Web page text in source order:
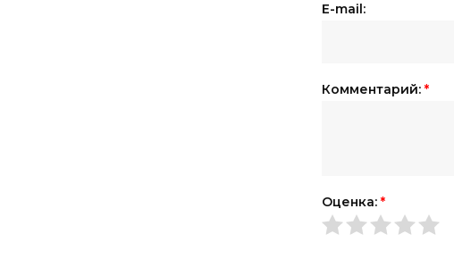
E-mail:
Комментарий: *
Оценка: *